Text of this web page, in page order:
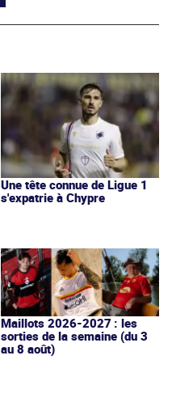
Une tête connue de Ligue 1
s'expatrie à Chypre
Maillots 2026-2027 : les
sorties de la semaine (du 3
au 8 août)